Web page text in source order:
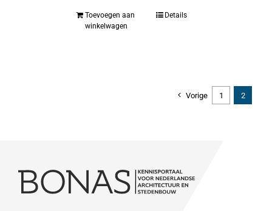
Toevoegen aan
winkelwagen
Details
Vorige 1 2